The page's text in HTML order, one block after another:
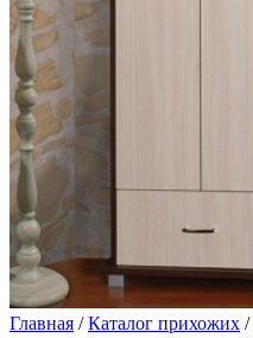
Главная /Каталог прихожих /